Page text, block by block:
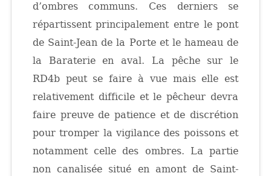
d’ombres communs. Ces derniers se
répartissent principalement entre le pont
de Saint-Jean de la Porte et le hameau de
la Baraterie en aval. La pêche sur le
RD4b peut se faire à vue mais elle est
relativement difficile et le pêcheur devra
faire preuve de patience et de discrétion
pour tromper la vigilance des poissons et
notamment celle des ombres. La partie
non canalisée situé en amont de Saint-